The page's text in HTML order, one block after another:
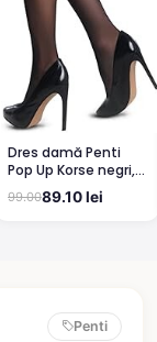
Dres damă Penti
Pop Up Korse negri,
semi lucioși
99.0089.10 lei
Penti